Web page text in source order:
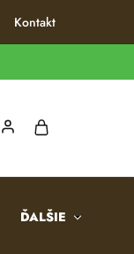
Kontakt
ĎALŠIE